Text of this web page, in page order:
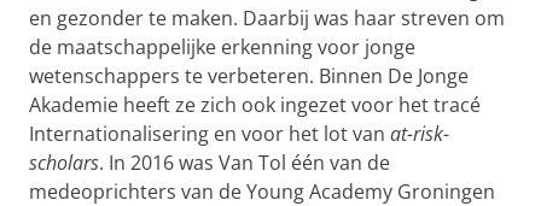
en gezonder te maken. Daarbij was haar streven om
de maatschappelijke erkenning voor jonge
wetenschappers te verbeteren. Binnen De Jonge
Akademie heeft ze zich ook ingezet voor het tracé
Internationalisering en voor het lot van at-risk-
scholars. In 2016 was Van Tol één van de
medeoprichters van de Young Academy Groningen